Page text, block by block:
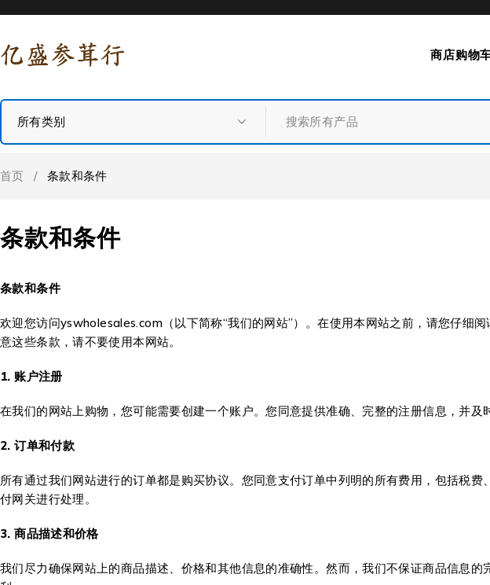
商店购物
条款和条件
首页 / 条款和条件
条款和条件
欢迎您访问yswholesales.com（以下简称“我们的网站”）。在使用本网站之前，请您仔细
意这些条款，请不要使用本网站。
1. 账户注册
在我们的网站上购物，您可能需要创建一个账户。您同意提供准确、完整的注册信息，并
2. 订单和付款
所有通过我们网站进行的订单都是购买协议。您同意支付订单中列明的所有费用，包括税
付网关进行处理。
3. 商品描述和价格
我们尽力确保网站上的商品描述、价格和其他信息的准确性。然而，我们不保证商品信息